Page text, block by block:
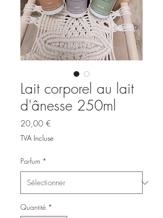
Lait corporel au lait
d'ânesse 250ml
20,00 €
TVA Incluse
Parfum *
Quantité *